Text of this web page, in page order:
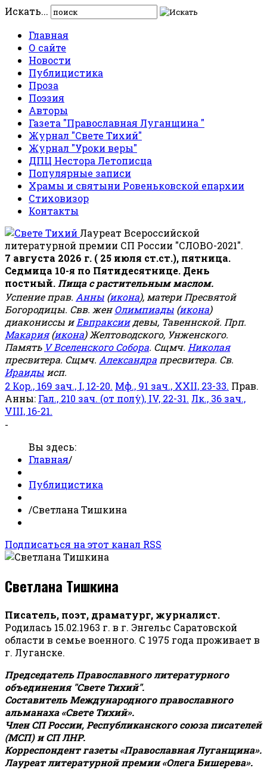
Искать...
Главная
О сайте
Новости
Публицистика
Проза
Поэзия
Авторы
Газета "Православная Луганщина "
Журнал "Свете Тихий"
Журнал "Уроки веры"
ДПЦ Нестора Летописца
Популярные записи
Храмы и святыни Ровеньковской епархии
Стиховизор
Контакты
Лауреат Всероссийской
литературной премии СП России "СЛОВО-2021".
7 августа 2026 г. ( 25 июля ст.ст.), пятница.
Седмица 10-я по Пятидесятнице. День
постный. Пища с растительным маслом.
Успение прав. Анны (икона), матери Пресвятой
Богородицы. Свв. женОлимпиады (икона)
диакониссы иЕвпраксиидевы, Тавеннской. Прп.
Макария(икона) Желтоводского, Унженского.
Память V Вселенского Собора. Сщмч. Николая
пресвитера. Сщмч. Александра пресвитера. Св.
Ираиды исп.
2 Кор., 169 зач., I, 12-20. Мф., 91 зач., XXII, 23-33. Прав.
Анны: Гал., 210 зач. (от полу́), IV, 22-31. Лк., 36 зач.,
VIII, 16-21.
-
Вы здесь:
Главная/
Публицистика
/Светлана Тишкина
Подписаться на этот канал RSS
Светлана Тишкина
Писатель, поэт, драматург, журналист.
Родилась 15.02.1963 г. в г. Энгельс Саратовской
области в семье военного. С 1975 года проживает в
г. Луганске.
Председатель Православного литературного
объединения "Свете Тихий".
Составитель Международного православного
альманаха «Свете Тихий».
Член СП России, Республиканского союза писателей
(МСП) и СП ЛНР.
Корреспондент газеты «Православная Луганщина».
Лауреат литературной премии «Олега Бишерева».